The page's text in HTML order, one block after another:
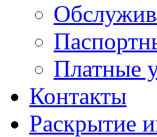
Платные
Контакты
Раскрытие